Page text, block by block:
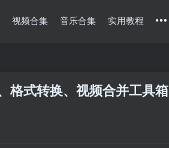
视频合集 音乐合集 实用教程
格式转换、视频合并工具箱